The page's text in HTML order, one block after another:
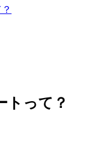
トって？